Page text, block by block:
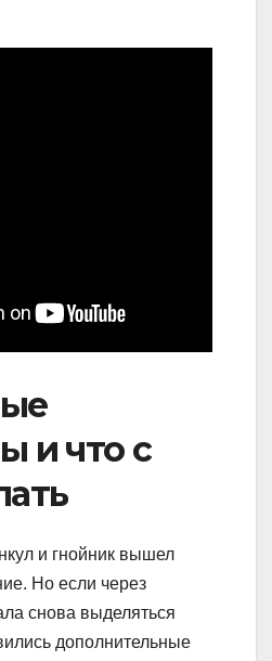
и что с
и гнойник вышел
Но если через
снова выделяться
дополнительные